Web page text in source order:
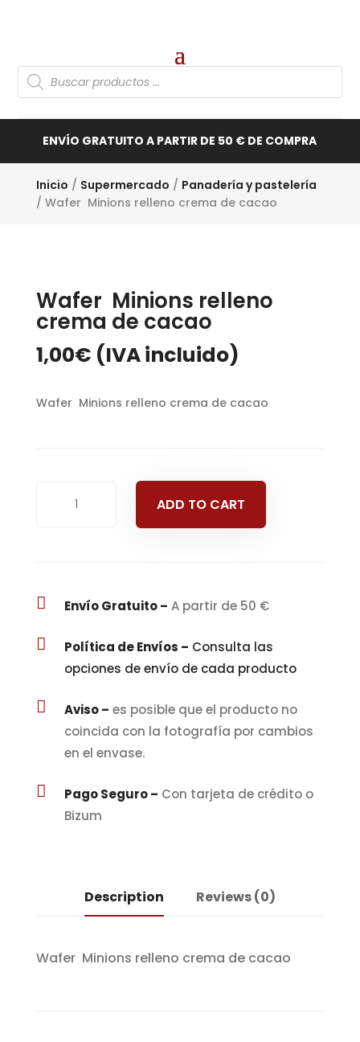
Búsqueda
de
ENVÍO GRATUITO A PARTIR DE 50 € DE COMPRA
Inicio / Supermercado / Panadería y pastelería
/ Wafer Minions relleno crema de cacao
Wafer Minions relleno
crema de cacao
1,00€ (IVA incluido)
Wafer Minions relleno crema de cacao
Minions
cacao
ADD TO CART
 Envío Gratuito – A partir de 50 €
 Política de Envíos – Consulta las
opciones de envío de cada producto
 Aviso – es posible que el producto no
coincida con la fotografía por cambios
en el envase.
 Pago Seguro – Con tarjeta de crédito o
Bizum
Description Reviews (0)
Wafer Minions relleno crema de cacao